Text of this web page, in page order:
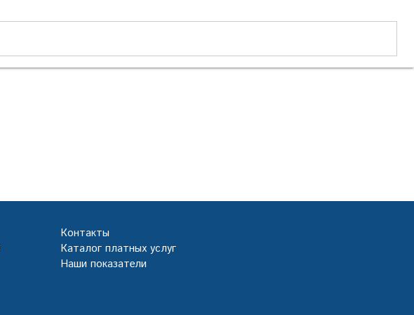
Контакты
Каталог платных услуг
Наши показатели